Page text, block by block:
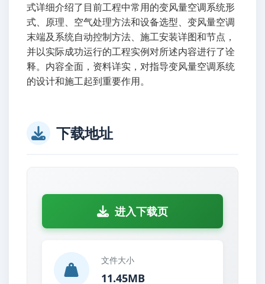
式详细介绍了目前工程中常用的变风量空调系统形
式、原理、空气处理方法和设备选型、变风量空调
末端及系统自动控制方法、施工安装详图和节点，
并以实际成功运行的工程实例对所述内容进行了诠
释。内容全面，资料详实，对指导变风量空调系统
的设计和施工起到重要作用。
下载地址
进入下载页
文件大小
11.45MB